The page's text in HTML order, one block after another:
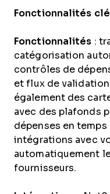
Fonctionnalités
Fonctionnalités :
catégorisation
contrôles de
et flux de validation
également des
avec des plafonds
dépenses en
intégrations avec
automatiquement
fournisseurs.